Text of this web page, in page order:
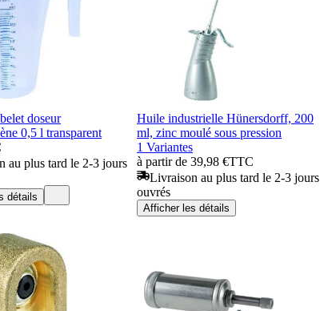
doseur
0,5 l transparent
au plus tard le 2-3 jours
détails
Huile industrielle Hünersdorff, 200
ml, zinc moulé sous pression
1 Variantes
à partir de 39,98 €TTC
Livraison au plus tard le 2-3 jours
ouvrés
Afficher les détails